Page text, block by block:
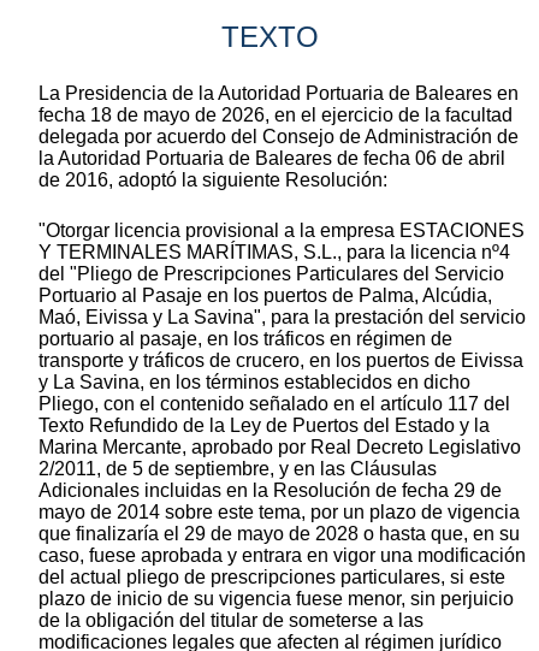
TEXTO
La Presidencia de la Autoridad Portuaria de Baleares en
fecha 18 de mayo de 2026, en el ejercicio de la facultad
delegada por acuerdo del Consejo de Administración de
la Autoridad Portuaria de Baleares de fecha 06 de abril
de 2016, adoptó la siguiente Resolución:
"Otorgar licencia provisional a la empresa ESTACIONES
Y TERMINALES MARÍTIMAS, S.L., para la licencia nº4
del "Pliego de Prescripciones Particulares del Servicio
Portuario al Pasaje en los puertos de Palma, Alcúdia,
Maó, Eivissa y La Savina", para la prestación del servicio
portuario al pasaje, en los tráficos en régimen de
transporte y tráficos de crucero, en los puertos de Eivissa
y La Savina, en los términos establecidos en dicho
Pliego, con el contenido señalado en el artículo 117 del
Texto Refundido de la Ley de Puertos del Estado y la
Marina Mercante, aprobado por Real Decreto Legislativo
2/2011, de 5 de septiembre, y en las Cláusulas
Adicionales incluidas en la Resolución de fecha 29 de
mayo de 2014 sobre este tema, por un plazo de vigencia
que finalizaría el 29 de mayo de 2028 o hasta que, en su
caso, fuese aprobada y entrara en vigor una modificación
del actual pliego de prescripciones particulares, si este
plazo de inicio de su vigencia fuese menor, sin perjuicio
de la obligación del titular de someterse a las
modificaciones legales que afecten al régimen jurídico